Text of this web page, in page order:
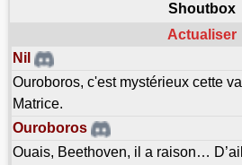
Shoutbox
Actualiser
Nil
Ouroboros, c'est mystérieux cette
Matrice.
Ouroboros
Ouais, Beethoven, il a raison…